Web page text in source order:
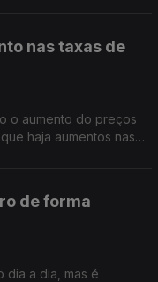
nas taxas de
o aumento do preços
haja aumentos nas
de forma
dia a dia, mas é